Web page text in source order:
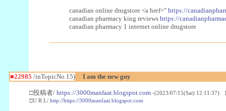
canadian online drugstore <a href=" https://
canadian pharmacy king reviews https://
canadian pharmacy 1 internet online drugstore
■22985 /inTopicNo.15) I am the new guy
□投稿者/ https://3000manfaat.blogspot.com -(2023/07/15(Sat) 12:11:37)
□U R L/ http://https://3000manfaat.blogspot.com